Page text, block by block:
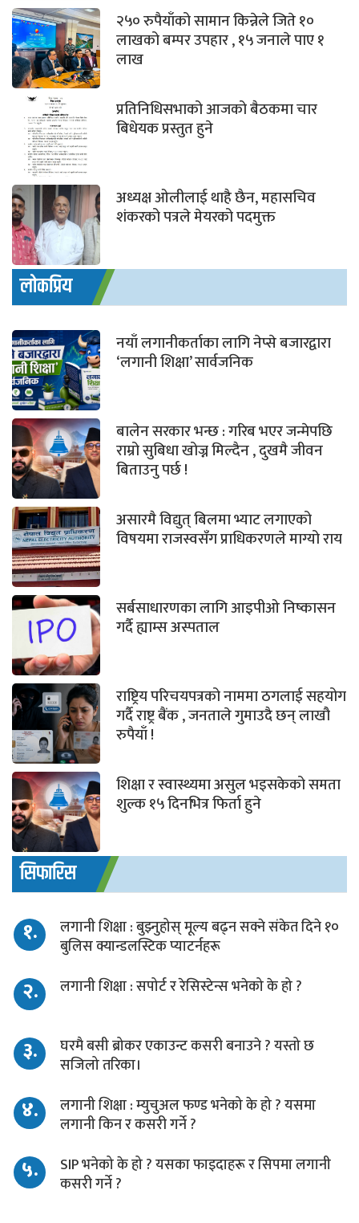
२५० रुपैयाँको सामान किन्नेले जिते १०
लाखको बम्पर उपहार , १५ जनाले पाए १
लाख
प्रतिनिधिसभाको आजको बैठकमा चार
बिधेयक प्रस्तुत हुने
अध्यक्ष ओलीलाई थाहै छैन, महासचिव
शंकरको पत्रले मेयरको पदमुक्त
लोकप्रिय
नयाँ लगानीकर्ताका लागि नेप्से बजारद्वारा
‘लगानी शिक्षा’ सार्वजनिक
बालेन सरकार भन्छ : गरिब भएर जन्मेपछि
राम्रो सुबिधा खोज्न मिल्दैन , दुखमै जीवन
बिताउनु पर्छ !
असारमै विद्युत् बिलमा भ्याट लगाएको
विषयमा राजस्वसँग प्राधिकरणले माग्यो राय
सर्बसाधारणका लागि आइपीओ निष्कासन
गर्दै ह्याम्स अस्पताल
राष्ट्रिय परिचयपत्रको नाममा ठगलाई सहयोग
गर्दै राष्ट्र बैंक , जनताले गुमाउदै छन् लाखौ
रुपैयाँ !
शिक्षा र स्वास्थ्यमा असुल भइसकेको समता
शुल्क १५ दिनभित्र फिर्ता हुने
सिफारिस
१.
लगानी शिक्षा : बुझ्नुहोस् मूल्य बढ्न सक्ने संकेत दिने १०
बुलिस क्यान्डलस्टिक प्याटर्नहरू
२. लगानी शिक्षा : सपोर्ट र रेसिस्टेन्स भनेको के हो ?
३.
घरमै बसी ब्रोकर एकाउन्ट कसरी बनाउने ? यस्तो छ
सजिलो तरिका।
४.
लगानी शिक्षा : म्युचुअल फण्ड भनेको के हो ? यसमा
लगानी किन र कसरी गर्ने ?
५.
SIP भनेको के हो ? यसका फाइदाहरू र सिपमा लगानी
कसरी गर्ने ?